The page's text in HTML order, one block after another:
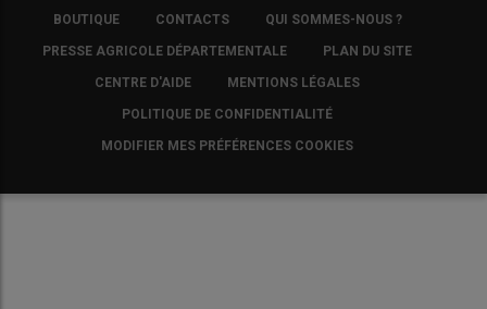
FOOTER
COPYRIGHT
BOUTIQUE CONTACTS QUI SOMMES-NOUS ?
PRESSE AGRICOLE DÉPARTEMENTALE PLAN DU SITE
CENTRE D'AIDE MENTIONS LÉGALES
POLITIQUE DE CONFIDENTIALITÉ
MODIFIER MES PRÉFÉRENCES COOKIES